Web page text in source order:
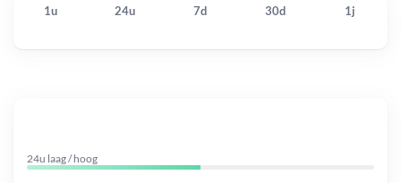
1u 24u 7d 30d 1j
24u laag / hoog